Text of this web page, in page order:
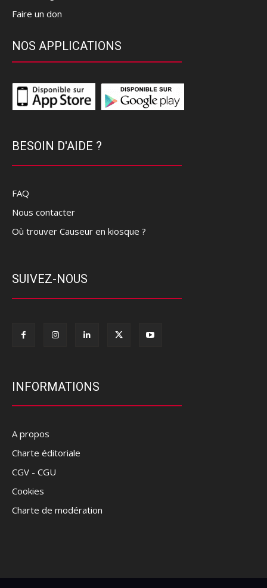
Faire un don
NOS APPLICATIONS
BESOIN D'AIDE ?
FAQ
Nous contacter
Où trouver Causeur en kiosque ?
SUIVEZ-NOUS
INFORMATIONS
A propos
Charte éditoriale
CGV - CGU
Cookies
Charte de modération